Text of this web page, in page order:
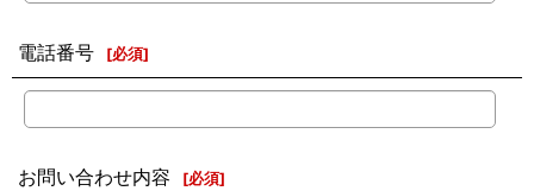
電話番号 [必須]
お問い合わせ内容 [必須]